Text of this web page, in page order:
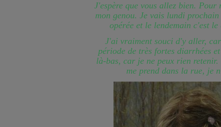
J'espère que vous allez bien.
mon genou. Je vais lundi
opérée et le lendemain c'est
J'ai vraiment souci d'y aller,
période de très fortes diarrhées
là-bas, car je ne peux rien
me prend dans la rue, je